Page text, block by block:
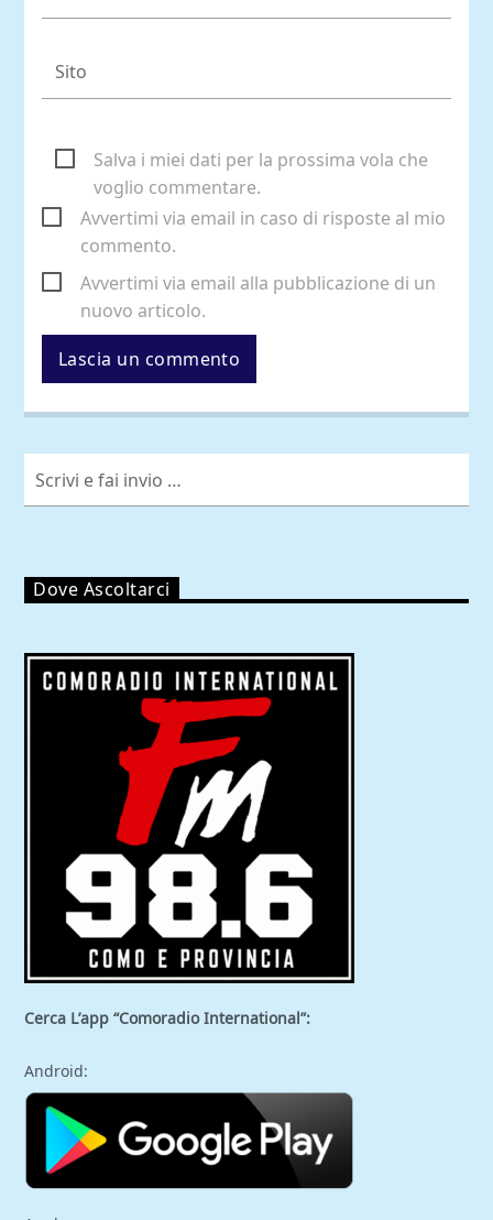
Salva i miei dati per la prossima vola che
voglio commentare.
Avvertimi via email in caso di risposte al mio
commento.
Avvertimi via email alla pubblicazione di un
nuovo articolo.
Dove Ascoltarci
Cerca L’app “Comoradio International”:
Android: